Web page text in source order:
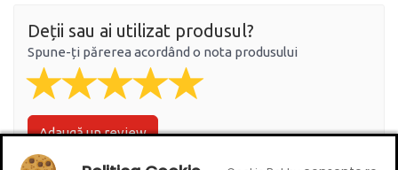
Deții sau ai utilizat produsul?
Spune-ți părerea acordând o nota produsului
Adaugă un review